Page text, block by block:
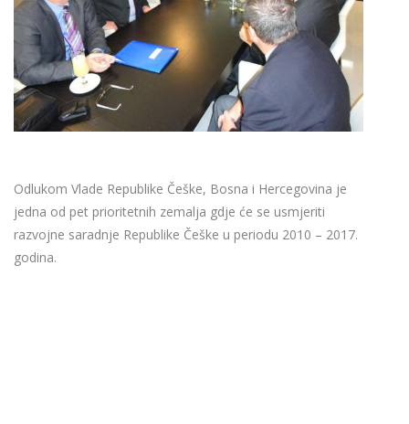
Odlukom Vlade Republike Češke, Bosna i Hercegovina je
jedna od pet prioritetnih zemalja gdje će se usmjeriti
razvojne saradnje Republike Češke u periodu 2010 – 2017.
godina.